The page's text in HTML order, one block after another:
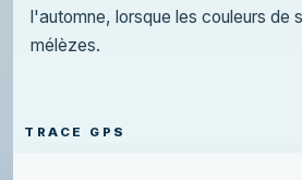
l'automne, lorsque les couleurs de
mélèzes.
TRACE GPS